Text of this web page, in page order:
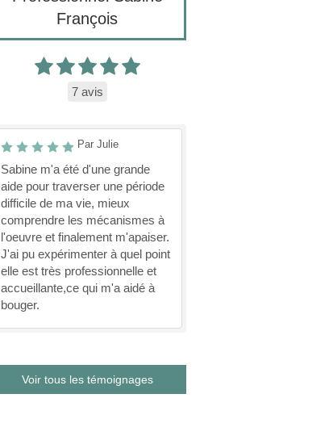
François
7 avis
Par Julie
Sabine m'a été d'une grande
aide pour traverser une période
difficile de ma vie, mieux
comprendre les mécanismes à
l'oeuvre et finalement m'apaiser.
J'ai pu expérimenter à quel point
elle est très professionnelle et
accueillante,ce qui m'a aidé à
bouger.
Voir tous les témoignages